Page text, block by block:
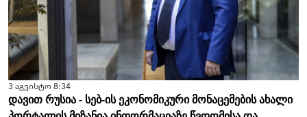
3 აგვისტო 8:34
დავით რუსია - სებ-ის ეკონომიკური მონაცემების ახალი